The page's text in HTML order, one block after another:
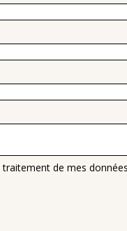
de mes